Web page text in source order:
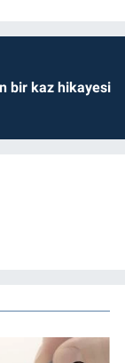
bir kaz hikayesi